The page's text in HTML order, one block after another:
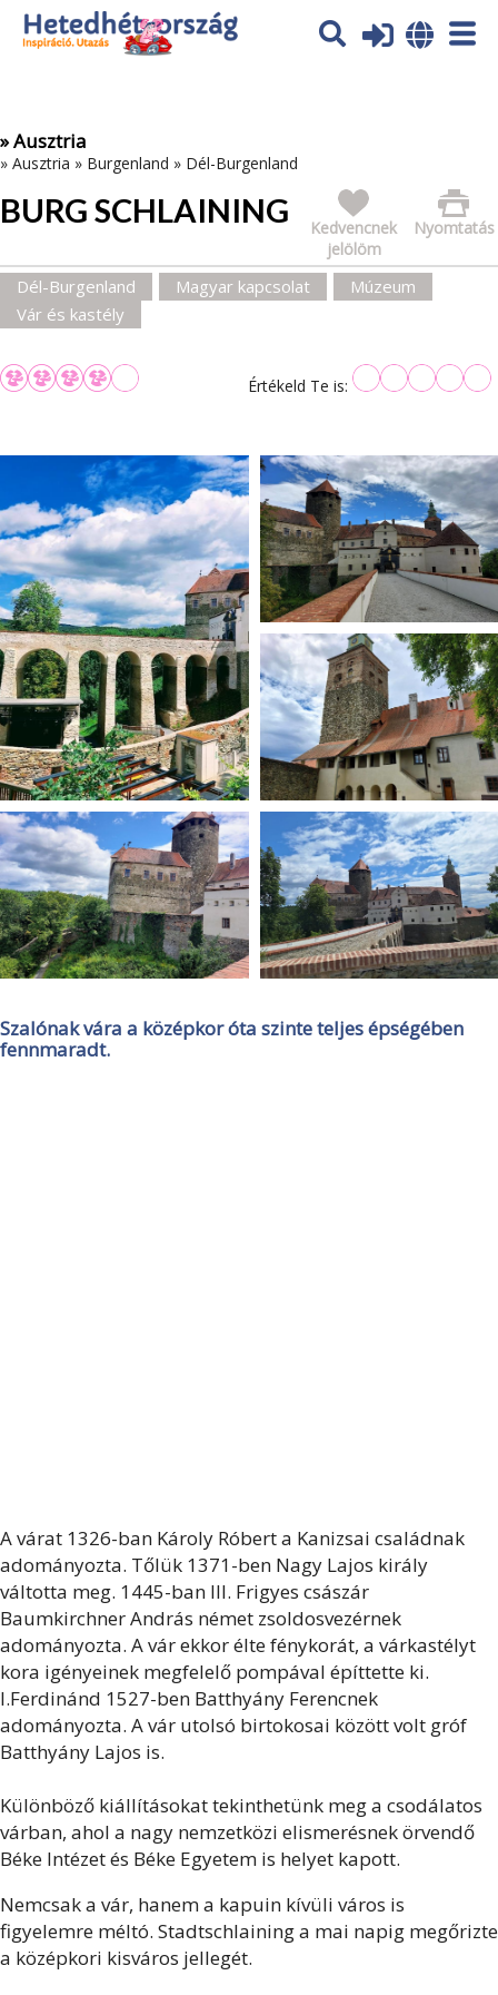
Az oldal sütiket (cookies) használ. További tájékoztatás itt:
Adatvédelmi tájékoztató
» Ausztria
» Ausztria » Burgenland » Dél-Burgenland
BURG SCHLAINING Nyomtatás
Kedvencnek
jelölöm
Dél-Burgenland Magyar kapcsolat
Múzeum
Vár és kastély
Értékeld Te is:
Szalónak vára a középkor óta szinte teljes épségében
fennmaradt.
A várat 1326-ban Károly Róbert a Kanizsai családnak
adományozta. Tőlük 1371-ben Nagy Lajos király
váltotta meg. 1445-ban III. Frigyes császár
Baumkirchner András német zsoldosvezérnek
adományozta. A vár ekkor élte fénykorát, a várkastélyt
kora igényeinek megfelelő pompával építtette ki.
I.Ferdinánd 1527-ben Batthyány Ferencnek
adományozta. A vár utolsó birtokosai között volt gróf
Batthyány Lajos is.
Különböző kiállításokat tekinthetünk meg a csodálatos
várban, ahol a nagy nemzetközi elismerésnek örvendő
Béke Intézet és Béke Egyetem is helyet kapott.
Nemcsak a vár, hanem a kapuin kívüli város is
figyelemre méltó. Stadtschlaining a mai napig megőrizte
a középkori kisváros jellegét.